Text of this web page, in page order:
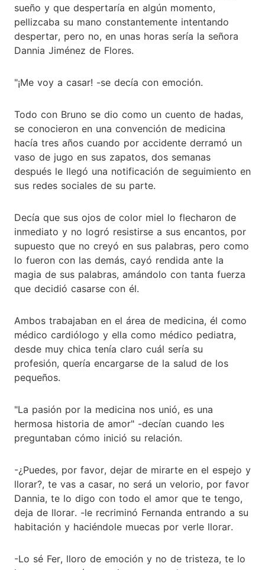
sueño y que despertaría en algún momento,
pellizcaba su mano constantemente intentando
despertar, pero no, en unas horas sería la señora
Dannia Jiménez de Flores.
"¡Me voy a casar! -se decía con emoción.
Todo con Bruno se dio como un cuento de hadas,
se conocieron en una convención de medicina
hacía tres años cuando por accidente derramó un
vaso de jugo en sus zapatos, dos semanas
después le llegó una notificación de seguimiento en
sus redes sociales de su parte.
Decía que sus ojos de color miel lo flecharon de
inmediato y no logró resistirse a sus encantos, por
supuesto que no creyó en sus palabras, pero como
lo fueron con las demás, cayó rendida ante la
magia de sus palabras, amándolo con tanta fuerza
que decidió casarse con él.
Ambos trabajaban en el área de medicina, él como
médico cardiólogo y ella como médico pediatra,
desde muy chica tenía claro cuál sería su
profesión, quería encargarse de la salud de los
pequeños.
"La pasión por la medicina nos unió, es una
hermosa historia de amor" -decían cuando les
preguntaban cómo inició su relación.
-¿Puedes, por favor, dejar de mirarte en el espejo y
llorar?, te vas a casar, no será un velorio, por favor
Dannia, te lo digo con todo el amor que te tengo,
deja de llorar. -le recriminó Fernanda entrando a su
habitación y haciéndole muecas por verle llorar.
-Lo sé Fer, lloro de emoción y no de tristeza, te lo